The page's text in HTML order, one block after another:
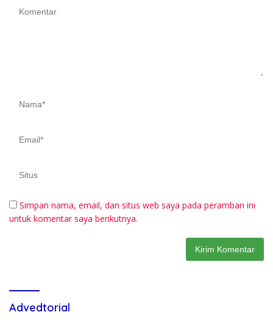
Simpan nama, email, dan situs web saya pada peramban ini
untuk komentar saya berikutnya.
Advedtorial